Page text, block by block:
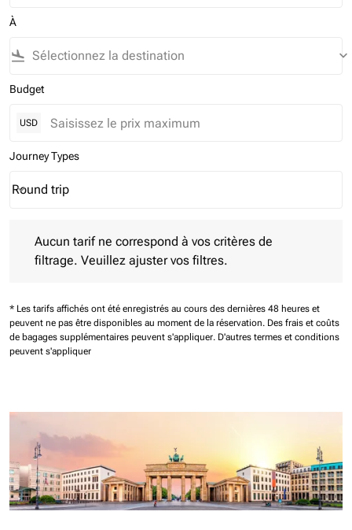
À
flight_land keyboard_arrow_down
Budget
USD
Journey Types
Journey Types option Round trip Selected
Round trip
keyboard_arrow_down
Aucun tarif ne correspond à vos critères de
filtrage. Veuillez ajuster vos filtres.
* Les tarifs affichés ont été enregistrés au cours des dernières 48 heures et
peuvent ne pas être disponibles au moment de la réservation. Des frais et coûts
de bagages supplémentaires peuvent s'appliquer. D'autres termes et conditions
peuvent s'appliquer